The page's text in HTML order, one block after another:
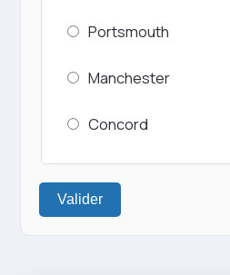
Portsmouth
Manchester
Concord
Valider